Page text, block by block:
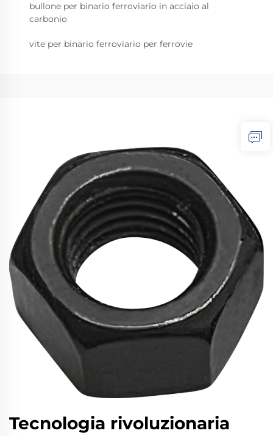
bullone per binario ferroviario in acciaio al
carbonio
vite per binario ferroviario per ferrovie
Tecnologia rivoluzionaria